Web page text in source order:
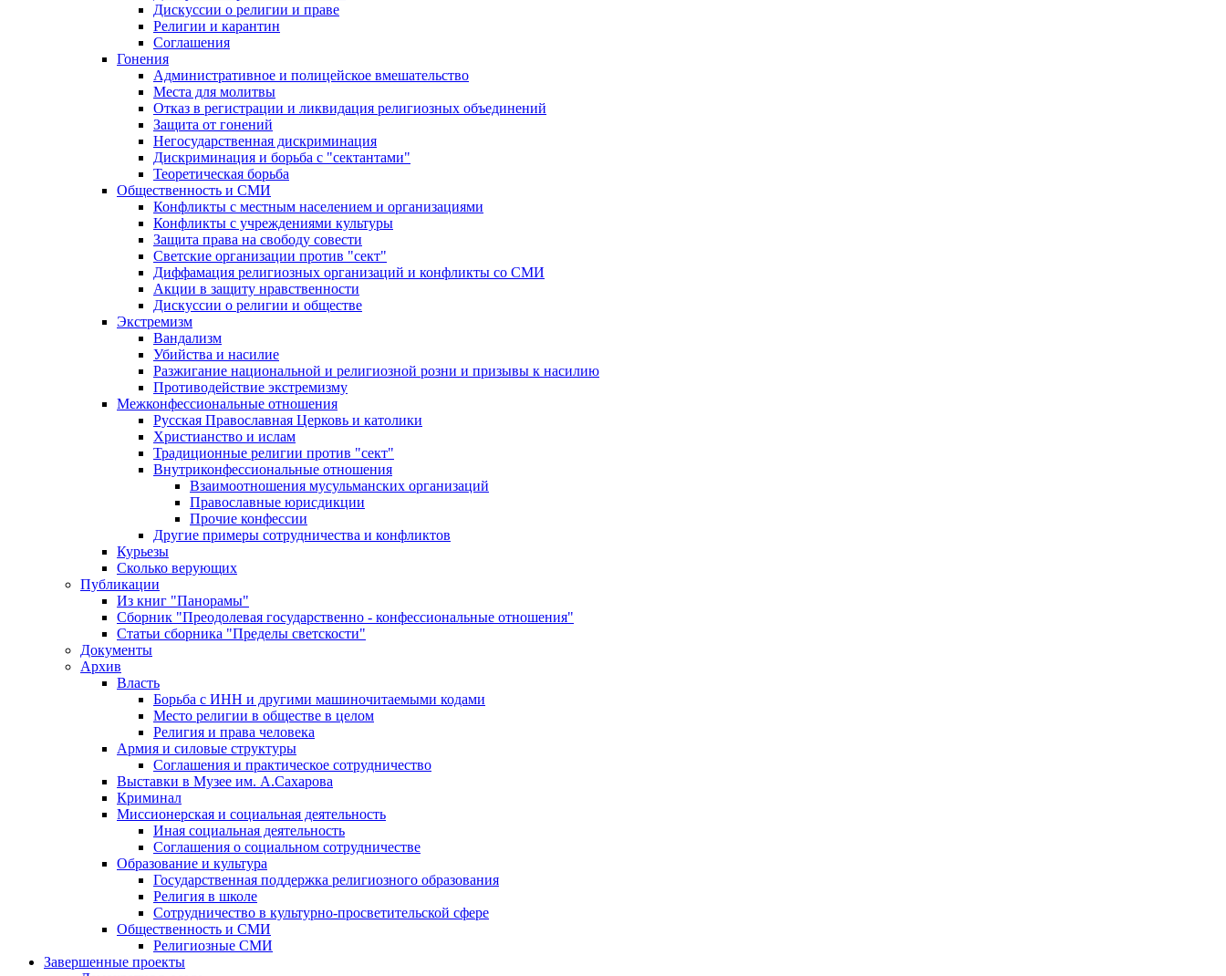
Дискуссии о религии и праве
Религии и карантин
Соглашения
Гонения
Административное и полицейское вмешательство
Места для молитвы
Отказ в регистрации и ликвидация религиозных объединений
Защита от гонений
Негосударственная дискриминация
Дискриминация и борьба с "сектантами"
Теоретическая борьба
Общественность и СМИ
Конфликты с местным населением и организациями
Конфликты с учреждениями культуры
Защита права на свободу совести
Светские организации против "сект"
Диффамация религиозных организаций и конфликты со СМИ
Акции в защиту нравственности
Дискуссии о религии и обществе
Экстремизм
Вандализм
Убийства и насилие
Разжигание национальной и религиозной розни и призывы к насилию
Противодействие экстремизму
Межконфессиональные отношения
Русская Православная Церковь и католики
Христианство и ислам
Традиционные религии против "сект"
Внутриконфессиональные отношения
Взаимоотношения мусульманских организаций
Православные юрисдикции
Прочие конфессии
Другие примеры сотрудничества и конфликтов
Курьезы
Сколько верующих
Публикации
Из книг "Панорамы"
Сборник "Преодолевая государственно - конфессиональные отношения"
Статьи сборника "Пределы светскости"
Документы
Архив
Власть
Борьба с ИНН и другими машиночитаемыми кодами
Место религии в обществе в целом
Религия и права человека
Армия и силовые структуры
Соглашения и практическое сотрудничество
Выставки в Музее им. А.Сахарова
Криминал
Миссионерская и социальная деятельность
Иная социальная деятельность
Соглашения о социальном сотрудничестве
Образование и культура
Государственная поддержка религиозного образования
Религия в школе
Сотрудничество в культурно-просветительской сфере
Общественность и СМИ
Религиозные СМИ
Завершенные проекты